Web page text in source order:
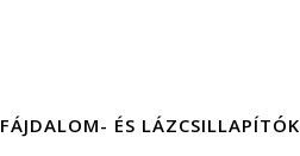
FÁJDALOM- ÉS LÁZCSILLAPÍTÓK